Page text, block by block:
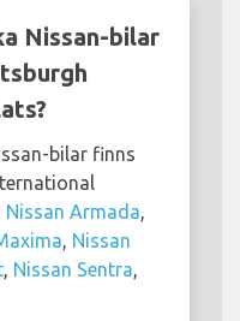
Nissan-bilar
bilar finns
Nissan Armada,
, Nissan
, Nissan Sentra,